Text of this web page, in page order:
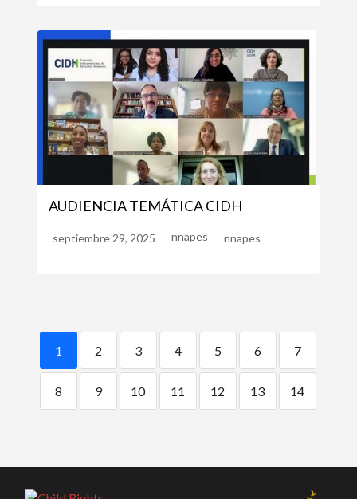
AUDIENCIA TEMÁTICA CIDH
septiembre 29, 2025 nnapes nnapes
1 2 3 4 5 6 7
8 9 10 11 12 13 14